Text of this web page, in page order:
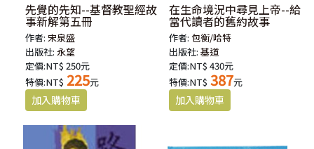
先覺的先知--基督教聖經故
事新解第五冊
作者:宋泉盛
出版社:永望
定價:NT$ 250元
特價:NT$ 225元
在生命境況中尋見上帝--給
當代讀者的舊約故事
作者:包衡/哈特
出版社:基道
定價:NT$ 430元
特價:NT$ 387元